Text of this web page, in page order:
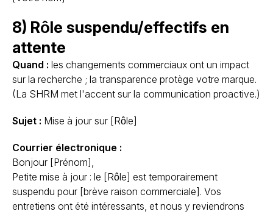
8) Rôle suspendu/effectifs en
attente
Quand : les changements commerciaux ont un impact
sur la recherche ; la transparence protège votre marque.
(La SHRM met l'accent sur la communication proactive.)
Sujet : Mise à jour sur [Rôle]
Courrier électronique :
Bonjour [Prénom],
Petite mise à jour : le [Rôle] est temporairement
suspendu pour [brève raison commerciale]. Vos
entretiens ont été intéressants, et nous y reviendrons